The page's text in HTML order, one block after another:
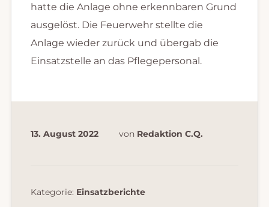
hatte die Anlage ohne erkennbaren Grund
ausgelöst. Die Feuerwehr stellte die
Anlage wieder zurück und übergab die
Einsatzstelle an das Pflegepersonal.
13. August 2022 von Redaktion C.Q.
Kategorie: Einsatzberichte